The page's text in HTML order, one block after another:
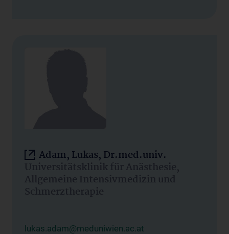
Adam, Lukas, Dr.med.univ.
Universitätsklinik für Anästhesie,
Allgemeine Intensivmedizin und
Schmerztherapie
lukas.adam@meduniwien.ac.at